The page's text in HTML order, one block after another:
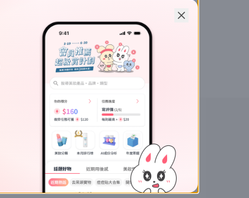
探索
商業或媒體聯絡
產品提名